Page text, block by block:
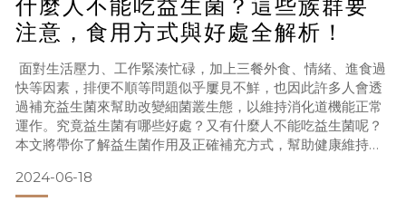
什麼人不能吃益生菌？這些族群要
注意，食用方式與好處全解析！
面對生活壓力、工作緊湊忙碌，加上三餐外食、情緒、進食過
快等因素，排便不順等問題似乎屢見不鮮，也因此許多人會透
過補充益生菌來幫助改變細菌叢生態，以維持消化道機能正常
運作。究竟益生菌有哪些好處？又有什麼人不能吃益生菌呢？
本文將帶你了解益生菌作用及正確補充方式，幫助健康維持！
快，熬夜工作、加班應酬更是常態，許多人也因生活忙碌而養
成三餐外食的習慣，在這樣的飲食模式下，不僅會吃下許多高
2024-06-18